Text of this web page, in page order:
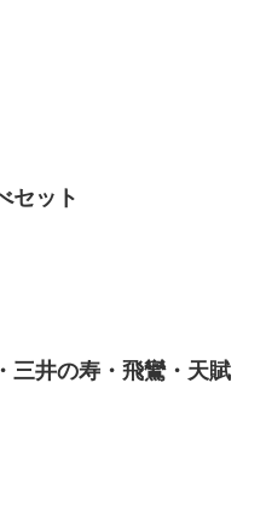
セット
三井の寿・飛鸞・天賦